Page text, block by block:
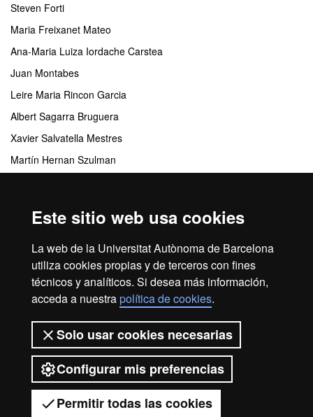
Este sitio web usa cookies
La web de la Universitat Autònoma de Barcelona
utiliza cookies propias y de terceros con fines
técnicos y analíticos. Si desea más información,
acceda a nuestrapolítica de cookies.
Solo usar cookies necesarias
Configurar mis preferencias
Permitir todas las cookies
Steven Forti
Maria Freixanet Mateo
Ana-Maria Luiza Iordache Carstea
Juan Montabes
Leire Maria Rincon Garcia
Albert Sagarra Bruguera
Xavier Salvatella Mestres
Martín Hernan Szulman
Centros responsables
Instituto de Ciencias Políticas y Sociales
Sobre el web
Accesibilidad web
2026 Universitat Autònoma de
Barcelona